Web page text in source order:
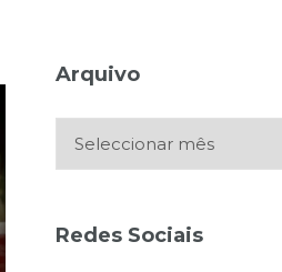
Arquivo
Redes Sociais